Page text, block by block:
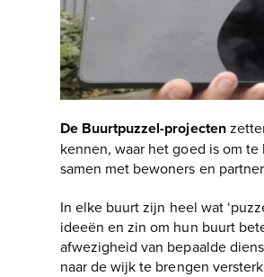
De Buurtpuzzel-projecten
kennen, waar het goed is om
samen met bewoners en
In elke buurt zijn heel wat
ideeën en zin om hun buurt
afwezigheid van bepaalde
naar de wijk te brengen